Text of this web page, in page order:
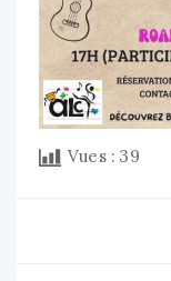
Vues : 39